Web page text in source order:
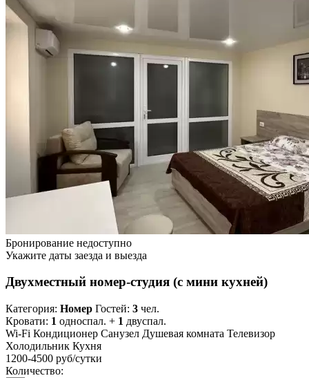
Бронирование недоступно
Укажите даты заезда и выезда
Двухместный номер-студия (с мини кухней)
Категория: Номер Гостей: 3 чел.
Кровати: 1 односпал. + 1 двуспал.
Wi-Fi Кондиционер Санузел Душевая комната Телевизор
Холодильник Кухня
1200-4500 руб/сутки
Количество: